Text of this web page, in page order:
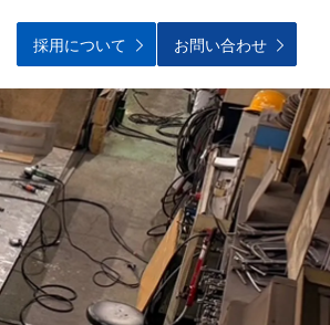
採用について お問い合わせ